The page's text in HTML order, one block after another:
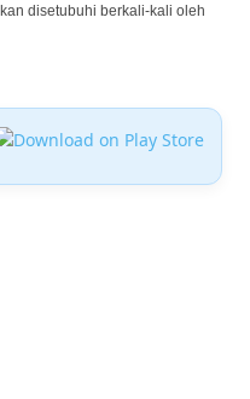
disetubuhi berkali-kali oleh